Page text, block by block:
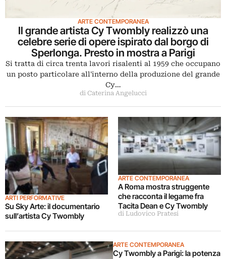
ARTE CONTEMPORANEA
Il grande artista Cy Twombly realizzò una
celebre serie di opere ispirato dal borgo di
Sperlonga. Presto in mostra a Parigi
Si tratta di circa trenta lavori risalenti al 1959 che occupano
un posto particolare all'interno della produzione del grande
Cy…
di Caterina Angelucci
ARTI PERFORMATIVE
Su Sky Arte: il documentario
sull’artista Cy Twombly
ARTE CONTEMPORANEA
A Roma mostra struggente
che racconta il legame fra
Tacita Dean e Cy Twombly
di Ludovico Pratesi
ARTE CONTEMPORANEA
Cy Twombly a Parigi: la potenza